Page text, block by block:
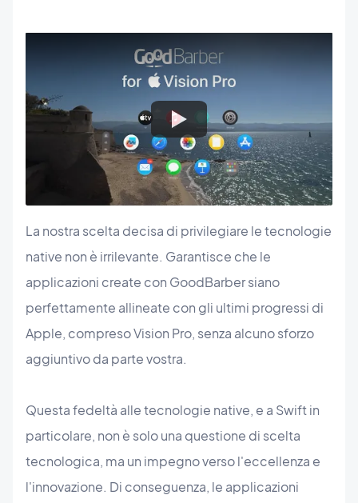
La nostra scelta decisa di privilegiare le tecnologie
native non è irrilevante. Garantisce che le
applicazioni create con GoodBarber siano
perfettamente allineate con gli ultimi progressi di
Apple, compreso Vision Pro, senza alcuno sforzo
aggiuntivo da parte vostra.
Questa fedeltà alle tecnologie native, e a Swift in
particolare, non è solo una questione di scelta
tecnologica, ma un impegno verso l'eccellenza e
l'innovazione. Di conseguenza, le applicazioni